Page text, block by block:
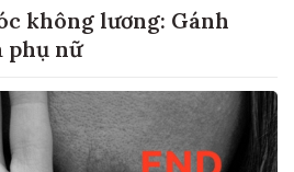
không lương: Gánh
phụ nữ